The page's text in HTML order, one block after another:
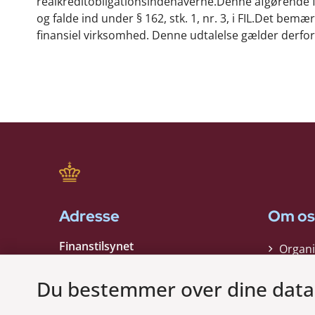
og falde ind under § 162, stk. 1, nr. 3, i FIL.Det
finansiel virksomhed. Denne udtalelse gælder
Adresse
Finanstilsynet
1401 København K
Om os
Du bestemmer over dine data